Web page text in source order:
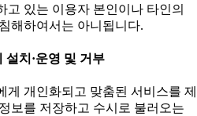
고 있는 이용자 본인이나 타인의
해하여서는 아니됩니다.
설치·운영 및 거부
게 개인화되고 맞춤된 서비스를 제
보를 저장하고 수시로 불러오는